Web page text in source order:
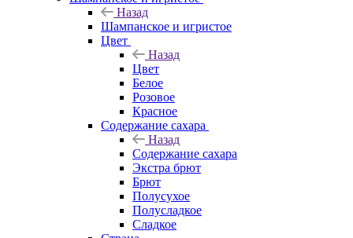
Назад
Шампанское и игристое
Цвет
Назад
Цвет
Белое
Розовое
Красное
Содержание сахара
Назад
Содержание сахара
Экстра брют
Брют
Полусухое
Полусладкое
Сладкое